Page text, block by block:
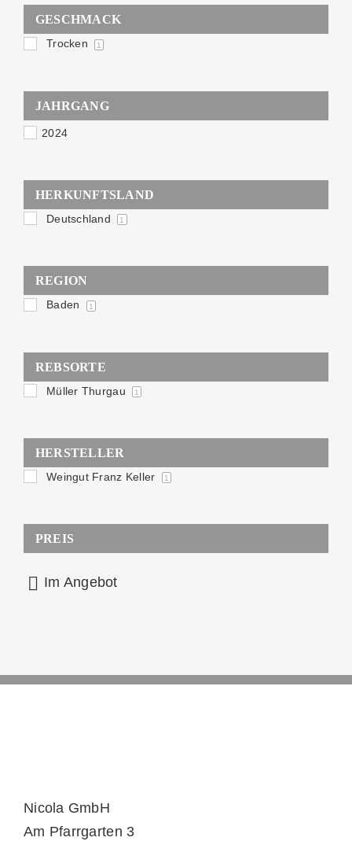
GESCHMACK
Trocken 1
JAHRGANG
2024
HERKUNFTSLAND
Deutschland 1
REGION
Baden 1
REBSORTE
Müller Thurgau 1
HERSTELLER
Weingut Franz Keller 1
PREIS
Im Angebot
Nicola GmbH
Am Pfarrgarten 3